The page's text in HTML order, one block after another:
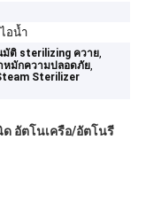
อน้ำ
ติ sterilizing ควาย,
หมักความปลอดภัย,
Sterilizer
อัตโนเครือ/อัตโนรี